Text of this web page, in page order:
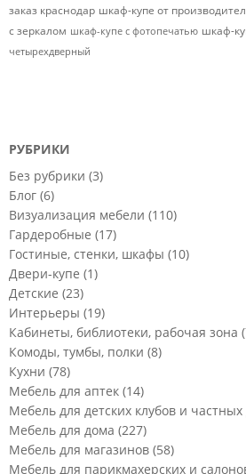
заказ краснодар шкаф-купе от
с зеркалом шкаф-купе с фотопечатью шкаф-
четырехдверный
РУБРИКИ
Без рубрики (3)
Блог (6)
Визуализация мебели (110)
Гардеробные (17)
Гостиные, стенки, шкафы (10)
Двери-купе (1)
Детские (23)
Интерьеры (19)
Кабинеты, библиотеки, рабочая зона
Комоды, тумбы, полки (8)
Кухни (78)
Мебель для аптек (14)
Мебель для детских клубов и частных
Мебель для дома (227)
Мебель для магазинов (58)
Мебель для парикмахерских и